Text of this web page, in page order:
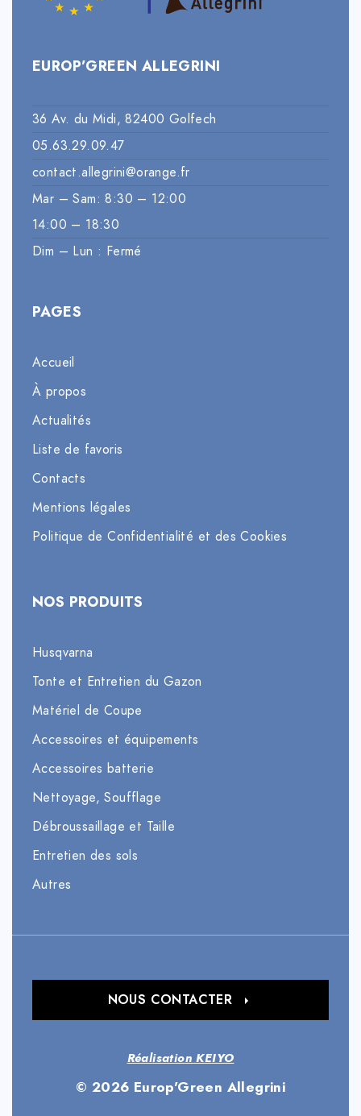
EUROP’GREEN ALLEGRINI
36 Av. du Midi, 82400 Golfech
05.63.29.09.47
contact.allegrini@orange.fr
Mar – Sam: 8:30 – 12:00
14:00 – 18:30
Dim – Lun : Fermé
PAGES
Accueil
À propos
Actualités
Liste de favoris
Contacts
Mentions légales
Politique de Confidentialité et des Cookies
NOS PRODUITS
Husqvarna
Tonte et Entretien du Gazon
Matériel de Coupe
Accessoires et équipements
Accessoires batterie
Nettoyage, Soufflage
Débroussaillage et Taille
Entretien des sols
Autres
© 2026 Europ'Green Allegrini
Réalisation KEIYO
NOUS CONTACTER